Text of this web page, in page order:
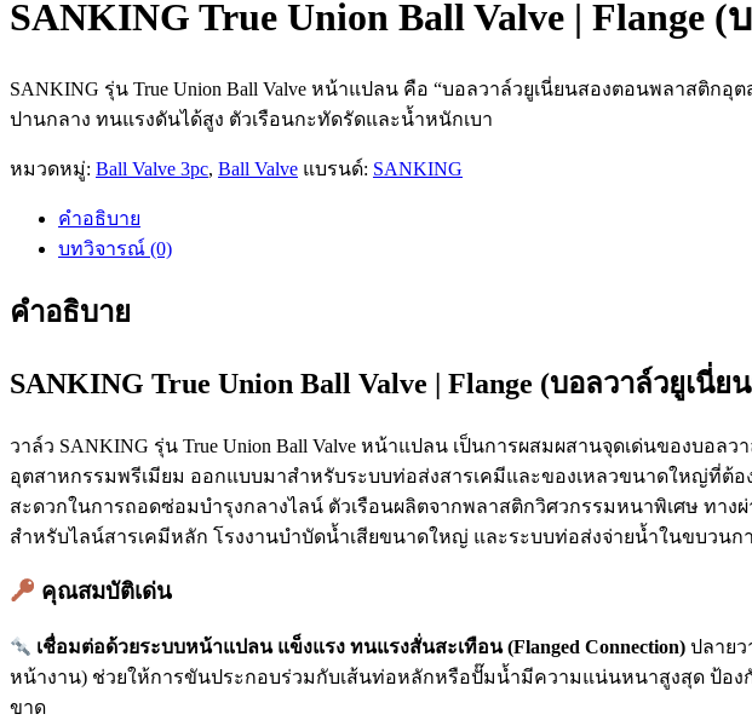
SANKING True Union Ball Valve |
SANKING รุ่น True Union Ball Valve หน้าแปลน คือ “บอลวาล์วยูเนี่ยนสองตอนพลาสติ
ปานกลาง ทนแรงดันได้สูง ตัวเรือนกะทัดรัดและน้ำหนักเบา
หมวดหมู่: Ball Valve 3pc, Ball Valve แบรนด์: SANKING
คำอธิบาย
บทวิจารณ์ (0)
คำอธิบาย
SANKING True Union Ball Valve | Flange (บอลวาล์วยูเ
วาล์ว SANKING รุ่น True Union Ball Valve หน้าแปลน เป็นการผสมผสานจุดเด่นของบอลว
อุตสาหกรรมพรีเมียม ออกแบบมาสำหรับระบบท่อส่งสารเคมีและของเหลวขนาดใหญ่ที่ต้
สะดวกในการถอดซ่อมบำรุงกลางไลน์ ตัวเรือนผลิตจากพลาสติกวิศวกรรมหนาพิเศษ ทา
สำหรับไลน์สารเคมีหลัก โรงงานบำบัดน้ำเสียขนาดใหญ่ และระบบท่อส่งจ่ายน้ำในขบวนก
คุณสมบัติเด่น
เชื่อมต่อด้วยระบบหน้าแปลน แข็งแรง ทนแรงสั่นสะเทือน (Flanged Connection) ปลาย
หน้างาน) ช่วยให้การขันประกอบร่วมกับเส้นท่อหลักหรือปั๊มน้ำมีความแน่นหนาสูงสุด ป้อง
ขาด